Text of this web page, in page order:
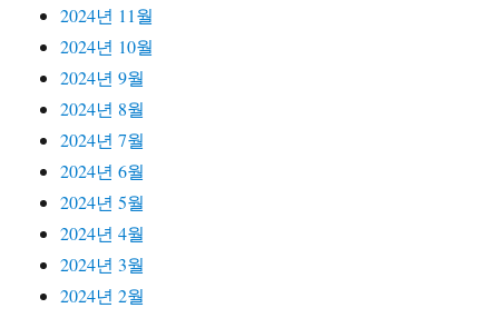
2024년 11월
2024년 10월
2024년 9월
2024년 8월
2024년 7월
2024년 6월
2024년 5월
2024년 4월
2024년 3월
2024년 2월